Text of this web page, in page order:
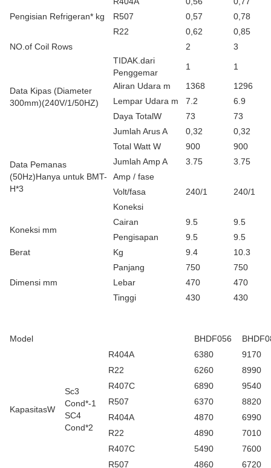
Pengisian Refrigeran* kg
R507
0,57
0,78
R22
0,62
0,85
NO.of Coil Rows
2 3
Data Kipas (Diameter
300mm)(240V/1/50HZ)
TIDAK.dari
Penggemar
1
1
Aliran Udara m
1368
1296
Lempar Udara m
7.2
6.9
Daya TotalW
73
73
Jumlah Arus A
0,32 0,32
Data Pemanas
(50Hz)Hanya untuk BMT-
H*3
Total Watt W 900
900
Jumlah Amp A
3.75
3.75
Amp / fase
Volt/fasa
240/1
240/1
Koneksi
Koneksi mm
Cairan 9.5
9.5
Pengisapan
9.5
9.5
Berat
Kg 9.4 10.3
Dimensi mm
Panjang 750
750
Lebar
470
470
Tinggi
430 430
Model BHDF056
KapasitasW
Sc3
Cond*-1
SC4
Cond*2
R404A 6380
9170
R22
6260
8990
R407C
6890
9540
R507
6370
8820
R404A
4870
6990
R22
4890
7010
R407C
5490
7600
R507
4860
6720